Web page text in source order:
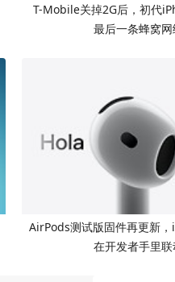
T-Mobile关掉2G后，初代
最后一条蜂窝
AirPods测试版固件再更新
在开发者手里联